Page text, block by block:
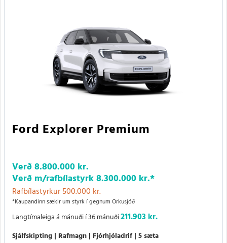
Ford Explorer Premium
Verð8.800.000 kr.
Verð m/rafbílastyrk8.300.000 kr.*
Rafbílastyrkur 500.000 kr.
*Kaupandinn sækir um styrk í gegnum Orkusjóð
Langtímaleiga á mánuði í 36 mánuði211.903 kr.
Sjálfskipting Rafmagn Fjórhjóladrif 5 sæta